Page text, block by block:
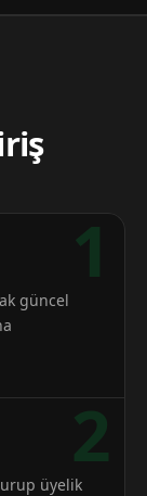
1
güncel
2
üyelik